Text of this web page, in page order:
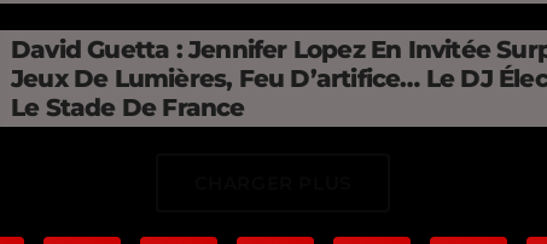
David Guetta : Jennifer Lopez En Invitée
Jeux De Lumières, Feu D’artifice… Le DJ
Le Stade De France